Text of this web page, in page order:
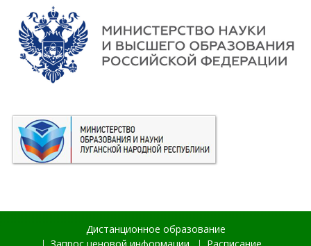
Дистанционное образование